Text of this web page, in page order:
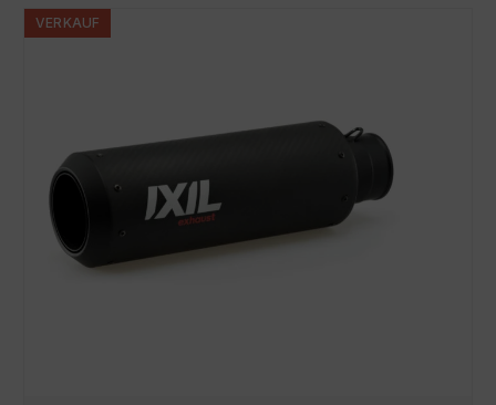
VERKAUF